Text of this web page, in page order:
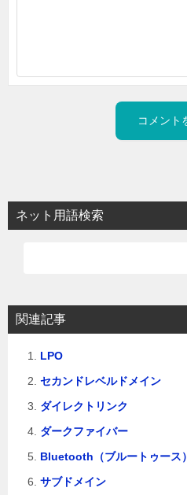
ネット用語検索
関連記事
LPO
セカンドレベルドメイン
ダイレクトリンク
ダークファイバー
Bluetooth（ブルートゥース）
サブドメイン